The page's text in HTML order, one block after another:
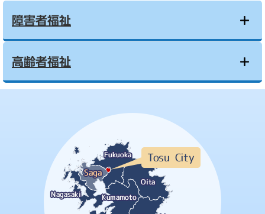
障害者福祉
高齢者福祉